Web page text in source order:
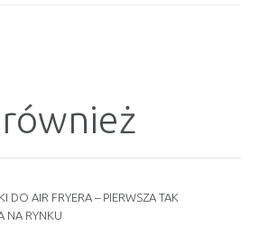
DO AIR FRYERA – PIERWSZA TAK
NA RYNKU